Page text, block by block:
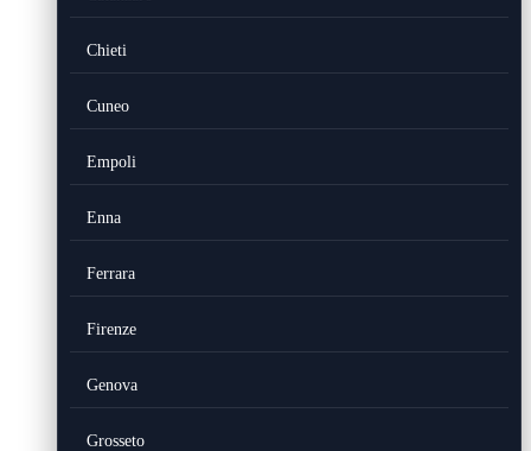
Chieti
Cuneo
Empoli
Enna
Ferrara
Firenze
Genova
Grosseto